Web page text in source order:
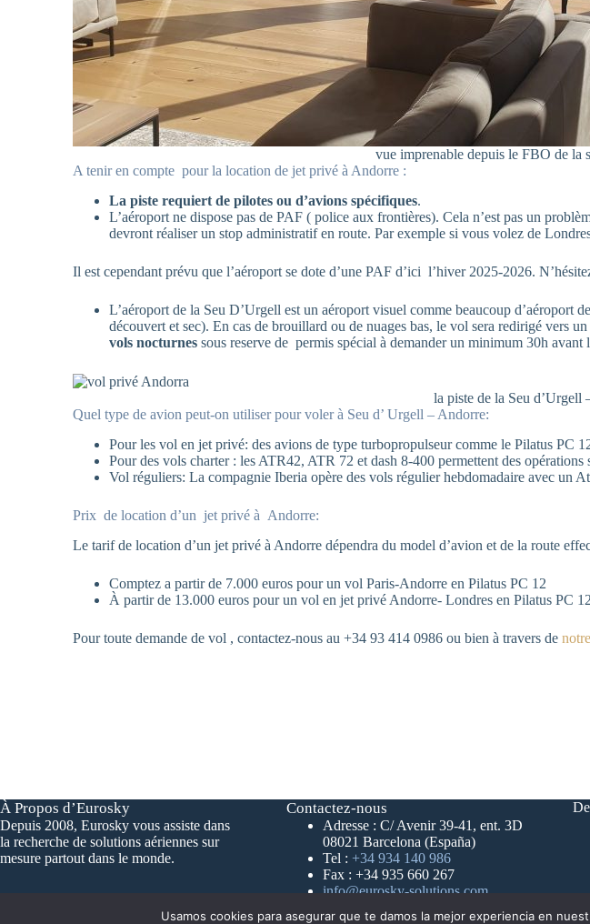
vue imprenable depuis le FBO de la
A tenir en compte pour la location de jet privé à Andorre :
La piste requiert de pilotes ou d’avions spécifiques.
L’aéroport ne dispose pas de PAF ( police aux frontières). Cela n’est pas un
devront réaliser un stop administratif en route. Par exemple si vous volez de
Il est cependant prévu que l’aéroport se dote d’une PAF d’ici l’hiver 2025-2026.
L’aéroport de la Seu D’Urgell est un aéroport visuel comme beaucoup
découvert et sec). En cas de brouillard ou de nuages bas, le vol sera redirigé vers
vols nocturnes sous reserve de permis spécial à demander un minimum 30h avant
la piste de la Seu d’Urgell
Quel type de avion peut-on utiliser pour voler à Seu d’ Urgell – Andorre:
Pour les vol en jet privé: des avions de type turbopropulseur comme le Pilatus PC
Pour des vols charter : les ATR42, ATR 72 et dash 8-400 permettent des opérations
Vol réguliers: La compagnie Iberia opère des vols régulier hebdomadaire avec un
Prix de location d’un jet privé à Andorre:
Le tarif de location d’un jet privé à Andorre dépendra du model d’avion et de la route
Comptez a partir de 7.000 euros pour un vol Paris-Andorre en Pilatus PC 12
À partir de 13.000 euros pour un vol en jet privé Andorre- Londres en Pilatus PC 12
Pour toute demande de vol , contactez-nous au +34 93 414 0986 ou bien à travers de
À Propos d’Eurosky
Depuis 2008, Eurosky vous assiste dans
la recherche de solutions aériennes sur
mesure partout dans le monde.
Contactez-nous
Adresse : C/ Avenir 39-41, ent. 3D
08021 Barcelona (España)
Tel : +34 934 140 986
Fax : +34 935 660 267
info@eurosky-solutions.com
Usamos cookies para asegurar que te damos la mejor experiencia en